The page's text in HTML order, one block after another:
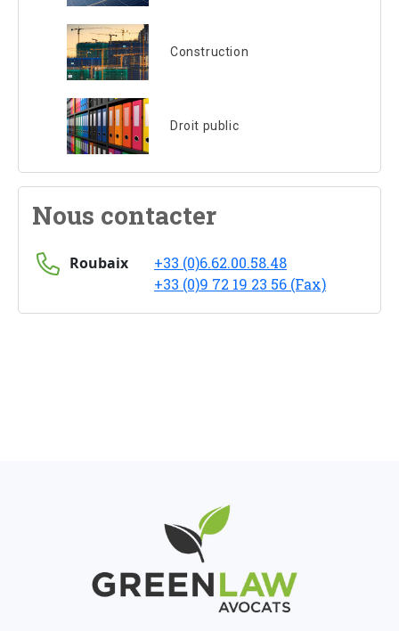
Construction
Droit public
Nous contacter
Roubaix
+33 (0)6.62.00.58.48
+33 (0)9 72 19 23 56 (Fax)